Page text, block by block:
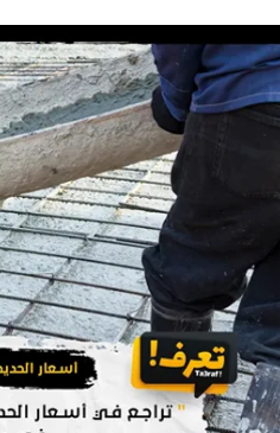
تعرف على العصر الجليدي
تعرف على طريق الحرير